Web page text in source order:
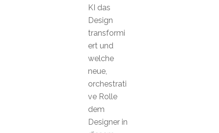
KI das
Design
transformi
ert und
welche
neue,
orchestrati
ve Rolle
dem
Designer in